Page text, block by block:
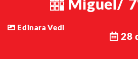
Miguel/
Edinara Vedi
28